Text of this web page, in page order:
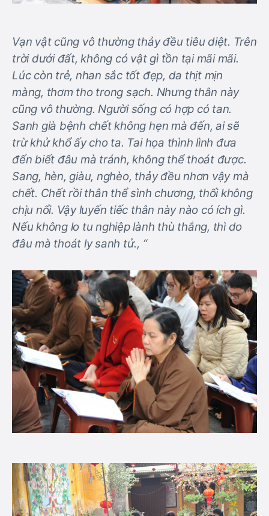
Vạn vật cũng vô thường thảy đều tiêu diệt. Trên
trời dưới đất, không có vật gì tồn tại mãi mãi.
Lúc còn trẻ, nhan sắc tốt đẹp, da thịt mịn
màng, thơm tho trong sạch. Nhưng thân này
cũng vô thường. Người sống có hợp có tan.
Sanh già bệnh chết không hẹn mà đến, ai sẽ
trừ khử khổ ấy cho ta. Tai họa thình lình đưa
đến biết đâu mà tránh, không thể thoát được.
Sang, hèn, giàu, nghèo, thảy đều nhơn vậy mà
chết. Chết rồi thân thể sình chương, thối không
chịu nổi. Vậy luyến tiếc thân này nào có ích gì.
Nếu không lo tu nghiệp lành thù thắng, thì do
đâu mà thoát ly sanh tử., “